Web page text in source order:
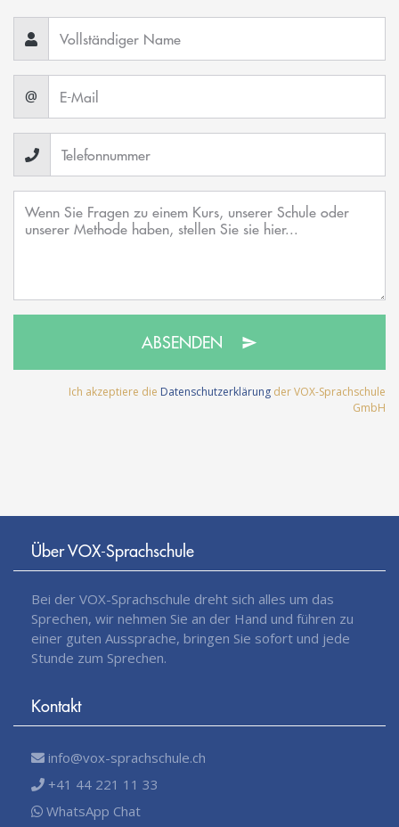
@
ABSENDEN
Ich akzeptiere die Datenschutzerklärung der VOX-Sprachschule
GmbH
Über VOX-Sprachschule
Bei der VOX-Sprachschule dreht sich alles um das
Sprechen, wir nehmen Sie an der Hand und führen zu
einer guten Aussprache, bringen Sie sofort und jede
Stunde zum Sprechen.
Kontakt
info@vox-sprachschule.ch
+41 44 221 11 33
WhatsApp Chat